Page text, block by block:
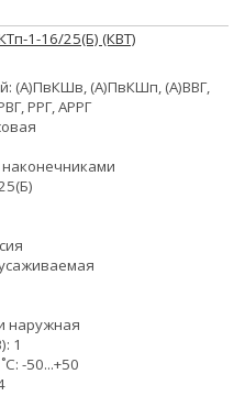
1-16/25(Б) (КВТ)
(А)ПвКШв, (А)ПвКШп, (А)ВВГ,
РРГ, АРРГ
наружная
1
-50...+50